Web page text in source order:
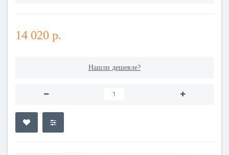
14 020 р.
Нашли дешевле?